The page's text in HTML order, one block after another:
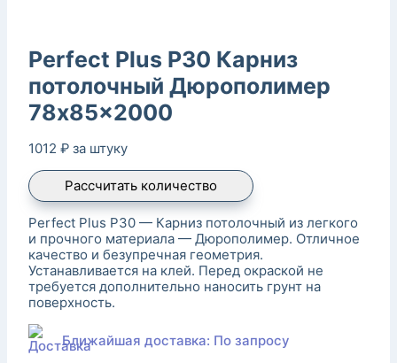
Perfect Plus P30 Карниз
потолочный Дюрополимер
78x85x2000
1012 ₽ за штуку
Рассчитать количество
Perfect Plus P30 — Карниз потолочный из легкого
и прочного материала — Дюрополимер. Отличное
качество и безупречная геометрия.
Устанавливается на клей. Перед окраской не
требуется дополнительно наносить грунт на
поверхность.
Ближайшая доставка: По запросу